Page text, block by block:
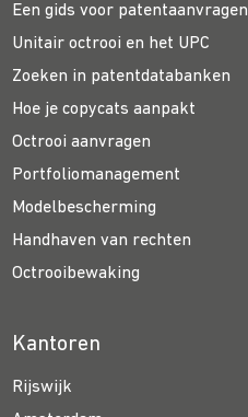
Een gids voor patentaanvragen
Unitair octrooi en het UPC
Zoeken in patentdatabanken
Hoe je copycats aanpakt
Octrooi aanvragen
Portfoliomanagement
Modelbescherming
Handhaven van rechten
Octrooibewaking
Kantoren
Rijswijk